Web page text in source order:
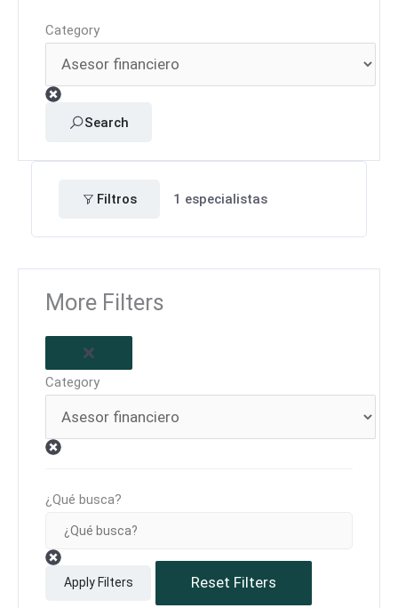
Category
Search
Filtros 1 especialistas
More Filters
Category
¿Qué busca?
Apply Filters Reset Filters